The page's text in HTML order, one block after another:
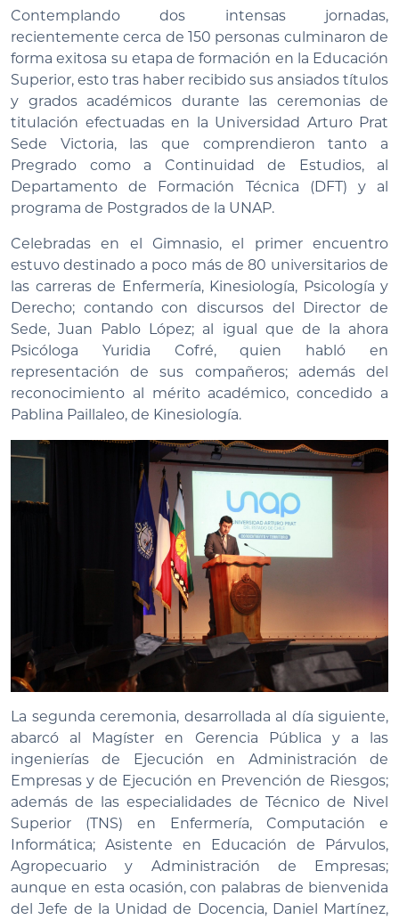
Contemplando dos intensas jornadas,
recientemente cerca de 150 personas culminaron de
forma exitosa su etapa de formación en la Educación
Superior, esto tras haber recibido sus ansiados títulos
y grados académicos durante las ceremonias de
titulación efectuadas en la Universidad Arturo Prat
Sede Victoria, las que comprendieron tanto a
Pregrado como a Continuidad de Estudios, al
Departamento de Formación Técnica (DFT) y al
programa de Postgrados de la UNAP.
Celebradas en el Gimnasio, el primer encuentro
estuvo destinado a poco más de 80 universitarios de
las carreras de Enfermería, Kinesiología, Psicología y
Derecho; contando con discursos del Director de
Sede, Juan Pablo López; al igual que de la ahora
Psicóloga Yuridia Cofré, quien habló en
representación de sus compañeros; además del
reconocimiento al mérito académico, concedido a
Pablina Paillaleo, de Kinesiología.
La segunda ceremonia, desarrollada al día siguiente,
abarcó al Magíster en Gerencia Pública y a las
ingenierías de Ejecución en Administración de
Empresas y de Ejecución en Prevención de Riesgos;
además de las especialidades de Técnico de Nivel
Superior (TNS) en Enfermería, Computación e
Informática; Asistente en Educación de Párvulos,
Agropecuario y Administración de Empresas;
aunque en esta ocasión, con palabras de bienvenida
del Jefe de la Unidad de Docencia, Daniel Martínez,